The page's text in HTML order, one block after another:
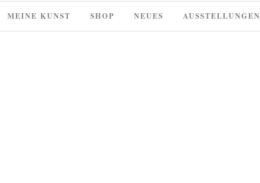
MEINE KUNST SHOP NEUES AUSSTELLUNGEN